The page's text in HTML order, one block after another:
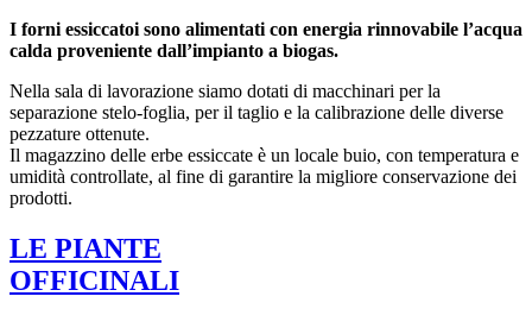
I forni essiccatoi sono alimentati con energia rinnovabile l’acqua
calda proveniente dall’impianto a biogas.
Nella sala di lavorazione siamo dotati di macchinari per la
separazione stelo-foglia, per il taglio e la calibrazione delle diverse
pezzature ottenute.
Il magazzino delle erbe essiccate è un locale buio, con temperatura e
umidità controllate, al fine di garantire la migliore conservazione dei
prodotti.
LE PIANTE
OFFICINALI